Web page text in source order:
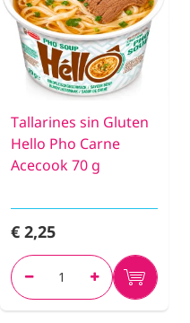
Tallarines sin Gluten
Hello Pho Carne
Acecook 70 g
€ 2,25